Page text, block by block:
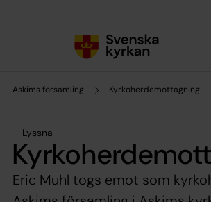
Askims församling Kyrkoherdemottagning
Lyssna
Eric Muhl togs emot som